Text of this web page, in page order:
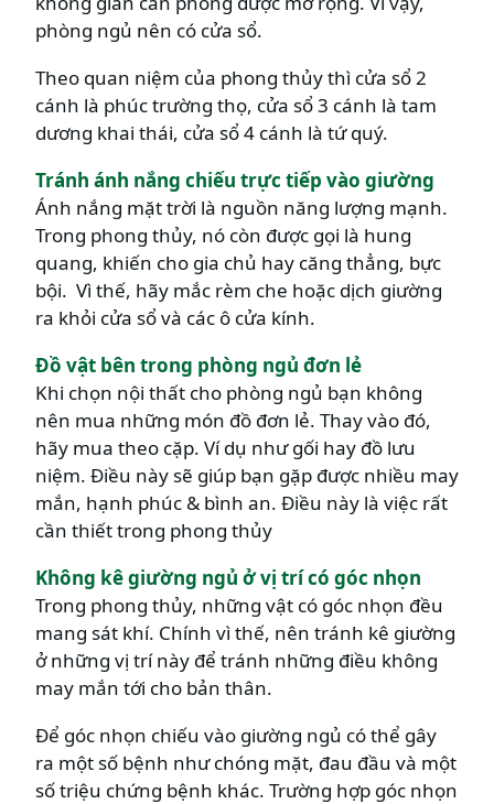
phòng ngủ nên có cửa sổ.
Theo quan niệm của phong thủy thì cửa sổ 2
cánh là phúc trường thọ, cửa sổ 3 cánh là tam
dương khai thái, cửa sổ 4 cánh là tứ quý.
Tránh ánh nắng chiếu trực tiếp vào giường
Ánh nắng mặt trời là nguồn năng lượng mạnh.
Trong phong thủy, nó còn được gọi là hung
quang, khiến cho gia chủ hay căng thẳng, bực
bội. Vì thế, hãy mắc rèm che hoặc dịch giường
ra khỏi cửa sổ và các ô cửa kính.
Đồ vật bên trong phòng ngủ đơn lẻ
Khi chọn nội thất cho phòng ngủ bạn không
nên mua những món đồ đơn lẻ. Thay vào đó,
hãy mua theo cặp. Ví dụ như gối hay đồ lưu
niệm. Điều này sẽ giúp bạn gặp được nhiều may
mắn, hạnh phúc & bình an. Điều này là việc rất
cần thiết trong phong thủy
Không kê giường ngủ ở vị trí có góc nhọn
Trong phong thủy, những vật có góc nhọn đều
mang sát khí. Chính vì thế, nên tránh kê giường
ở những vị trí này để tránh những điều không
may mắn tới cho bản thân.
Để góc nhọn chiếu vào giường ngủ có thể gây
ra một số bệnh như chóng mặt, đau đầu và một
số triệu chứng bệnh khác. Trường hợp góc nhọn